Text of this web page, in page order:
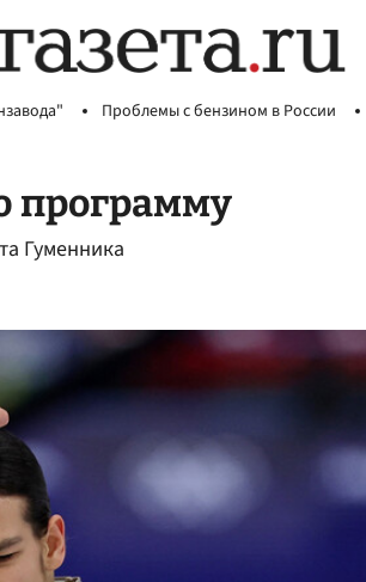
Проблемы с бензином в России
программу
Гуменника